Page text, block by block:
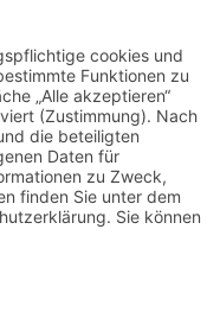
PARTYKELLER